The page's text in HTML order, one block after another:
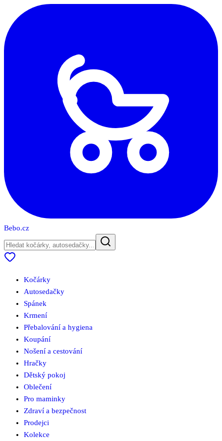
Bebo.cz
Kočárky
Autosedačky
Spánek
Krmení
Přebalování a hygiena
Koupání
Nošení a cestování
Hračky
Dětský pokoj
Oblečení
Pro maminky
Zdraví a bezpečnost
Prodejci
Kolekce